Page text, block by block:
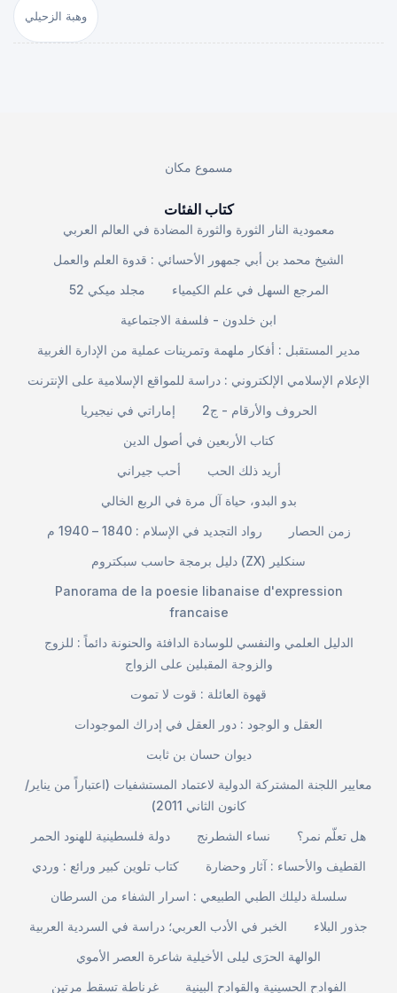
وهبة الزحيلي
مسموع مكان
كتاب الفئات
معمودية النار الثورة والثورة المضادة في العالم العربي
الشيخ محمد بن أبي جمهور الأحسائي : قدوة العلم والعمل
مجلد ميكي 52
المرجع السهل في علم الكيمياء
ابن خلدون - فلسفة الاجتماعية
مدير المستقبل : أفكار ملهمة وتمرينات عملية من الإدارة الغربية
الإعلام الإسلامي الإلكتروني : دراسة للمواقع الإسلامية على الإنترنت
إماراتي في نيجيريا
الحروف والأرقام - ج2
كتاب الأربعين في أصول الدين
أحب جيراني
أريد ذلك الحب
بدو البدو، حياة آل مرة في الربع الخالي
رواد التجديد في الإسلام : 1840 – 1940 م
زمن الحصار
دليل برمجة حاسب سبكتروم (ZX) سنكلير
Panorama de la poesie libanaise d'expression
francaise
الدليل العلمي والنفسي للوسادة الدافئة والحنونة دائماً : للزوج
والزوجة المقبلين على الزواج
قهوة العائلة : قوت لا تموت
العقل و الوجود : دور العقل في إدراك الموجودات
ديوان حسان بن ثابت
معايير اللجنة المشتركة الدولية لاعتماد المستشفيات (اعتباراً من يناير/
كانون الثاني 2011)
دولة فلسطينية للهنود الحمر
نساء الشطرنج
هل تعلّم نمر؟
كتاب تلوين كبير ورائع : وردي
القطيف والأحساء : آثار وحضارة
سلسلة دليلك الطبي الطبيعي : اسرار الشفاء من السرطان
الخبر في الأدب العربي؛ دراسة في السردية العربية
جذور البلاء
الوالهة الحرَى ليلى الأخيلية شاعرة العصر الأموي
غرناطة تسقط مرتين
الفوادح الحسينية والقوادح البينية